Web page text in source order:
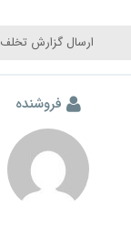
ارسال گزارش تخلف
فروشنده